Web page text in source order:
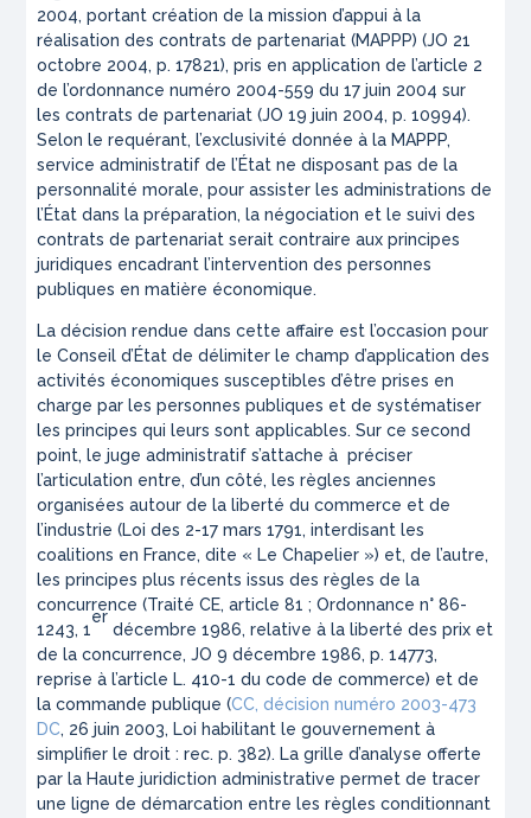
2004, portant création de la mission d’appui à la
réalisation des contrats de partenariat (MAPPP) (JO 21
octobre 2004, p. 17821), pris en application de l’article 2
de l’ordonnance numéro 2004-559 du 17 juin 2004 sur
les contrats de partenariat (JO 19 juin 2004, p. 10994).
Selon le requérant, l’exclusivité donnée à la MAPPP,
service administratif de l’État ne disposant pas de la
personnalité morale, pour assister les administrations de
l’État dans la préparation, la négociation et le suivi des
contrats de partenariat serait contraire aux principes
juridiques encadrant l’intervention des personnes
publiques en matière économique.
La décision rendue dans cette affaire est l’occasion pour
le Conseil d’État de délimiter le champ d’application des
activités économiques susceptibles d’être prises en
charge par les personnes publiques et de systématiser
les principes qui leurs sont applicables. Sur ce second
point, le juge administratif s’attache à préciser
l’articulation entre, d’un côté, les règles anciennes
organisées autour de la liberté du commerce et de
l’industrie (Loi des 2-17 mars 1791, interdisant les
coalitions en France, dite « Le Chapelier ») et, de l’autre,
les principes plus récents issus des règles de la
concurrence (Traité CE, article 81 ; Ordonnance n° 86-
1243, 1
er
décembre 1986, relative à la liberté des prix et
de la concurrence, JO 9 décembre 1986, p. 14773,
reprise à l’article L. 410-1 du code de commerce) et de
la commande publique (CC, décision numéro 2003-473
DC, 26 juin 2003, Loi habilitant le gouvernement à
simplifier le droit : rec. p. 382). La grille d’analyse offerte
par la Haute juridiction administrative permet de tracer
une ligne de démarcation entre les règles conditionnant